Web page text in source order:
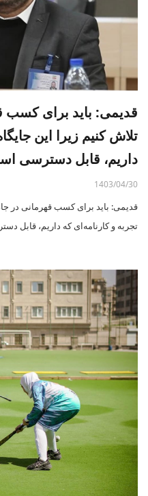
قدیمی: باید برای کسب
تلاش کنیم زیرا این
داریم، قابل دسترسی
1403/04/30
قدیمی: باید برای کسب قهرمانی در
تجربه و کارنامه‌ای که داریم، قابل